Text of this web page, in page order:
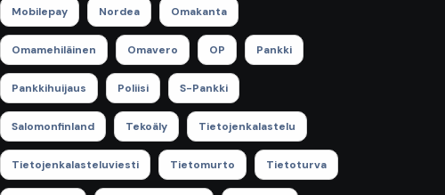
Mobilepay Nordea Omakanta
Omamehiläinen Omavero OP Pankki
Pankkihuijaus Poliisi S-Pankki
Salomonfinland Tekoäly Tietojenkalastelu
Tietojenkalasteluviesti Tietomurto Tietoturva